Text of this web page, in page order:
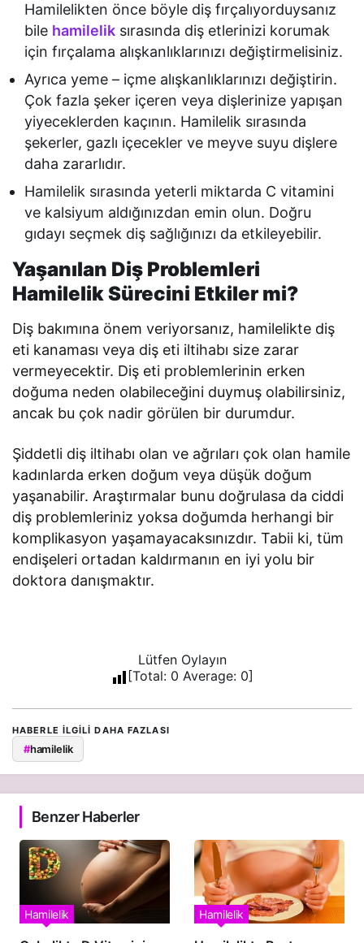
Hamilelikten önce böyle diş fırçalıyorduysanız
bile hamilelik sırasında diş etlerinizi korumak
için fırçalama alışkanlıklarınızı değiştirmelisiniz.
Ayrıca yeme – içme alışkanlıklarınızı değiştirin.
Çok fazla şeker içeren veya dişlerinize yapışan
yiyeceklerden kaçının. Hamilelik sırasında
şekerler, gazlı içecekler ve meyve suyu dişlere
daha zararlıdır.
Hamilelik sırasında yeterli miktarda C vitamini
ve kalsiyum aldığınızdan emin olun. Doğru
gıdayı seçmek diş sağlığınızı da etkileyebilir.
Yaşanılan Diş Problemleri
Hamilelik Sürecini Etkiler mi?
Diş bakımına önem veriyorsanız, hamilelikte diş
eti kanaması veya diş eti iltihabı size zarar
vermeyecektir. Diş eti problemlerinin erken
doğuma neden olabileceğini duymuş olabilirsiniz,
ancak bu çok nadir görülen bir durumdur.
Şiddetli diş iltihabı olan ve ağrıları çok olan hamile
kadınlarda erken doğum veya düşük doğum
yaşanabilir. Araştırmalar bunu doğrulasa da ciddi
diş problemleriniz yoksa doğumda herhangi bir
komplikasyon yaşamayacaksınızdır. Tabii ki, tüm
endişeleri ortadan kaldırmanın en iyi yolu bir
doktora danışmaktır.
Lütfen Oylayın
[Total: 0 Average: 0]
HABERLE ILGILI DAHA FAZLASI
#hamilelik
Benzer Haberler
Hamilelik Hamilelik